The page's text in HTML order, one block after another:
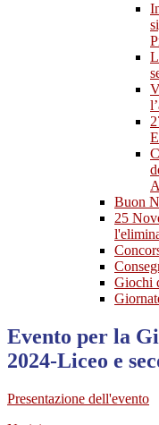
Buon
25
Giochi
Evento per la
2024-Liceo e
Presentazione dell'evento